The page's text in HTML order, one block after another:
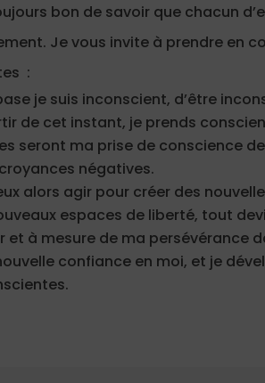
bon de savoir que chacun
Je vous invite à prendre en
:
je suis inconscient, d’être
de cet instant, je prends
seront ma prise de conscience
négatives.
alors agir pour créer des
espaces de liberté, tout
et à mesure de ma persévérance
confiance en moi, et je